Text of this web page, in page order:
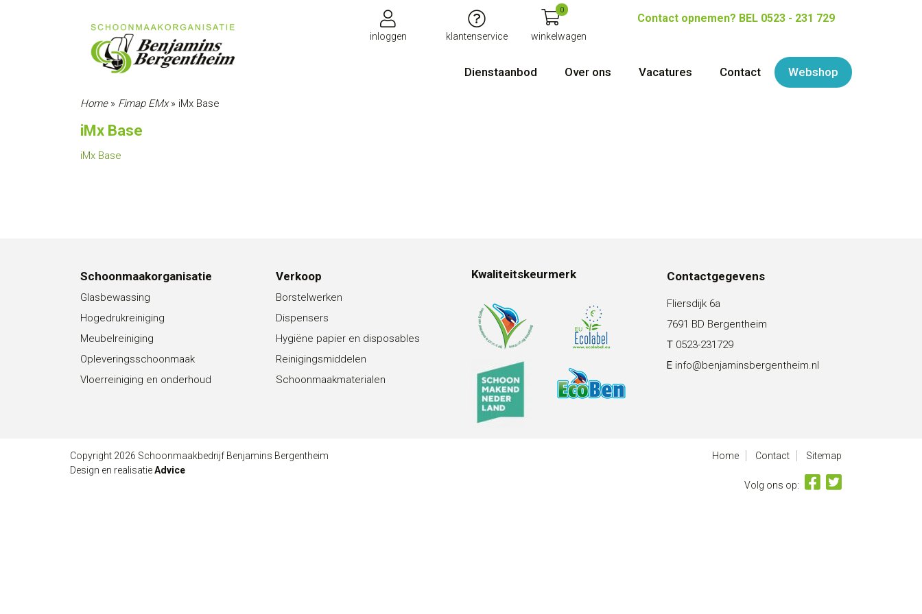
inloggen klantenservice
0
winkelwagen
Contact opnemen? BEL 0523 - 231 729
Dienstaanbod Over ons Vacatures Contact Webshop
Home» Fimap EMx» iMx Base
iMx Base
iMx Base
Schoonmaakorganisatie
Glasbewassing
Hogedrukreiniging
Meubelreiniging
Opleveringsschoonmaak
Vloerreiniging en onderhoud
Verkoop
Borstelwerken
Dispensers
Hygiëne papier en disposables
Reinigingsmiddelen
Schoonmaakmaterialen
Kwaliteitskeurmerk Contactgegevens
Fliersdijk 6a
7691 BD Bergentheim
T 0523-231729
E info@benjaminsbergentheim.nl
Copyright 2026 Schoonmaakbedrijf Benjamins Bergentheim
Design en realisatieAdvice
Home Contact Sitemap
Volg ons op: